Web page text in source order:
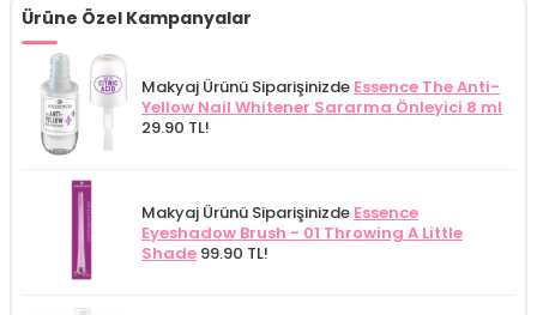
Ürüne Özel Kampanyalar
Makyaj Ürünü Siparişinizde Essence The Anti-
Yellow Nail Whitener Sararma Önleyici 8 ml
29.90 TL!
Makyaj Ürünü Siparişinizde Essence
Eyeshadow Brush - 01 Throwing A Little
Shade 99.90 TL!